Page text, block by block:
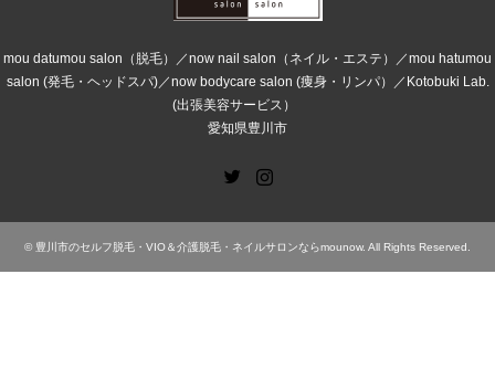
mou datumou salon（脱毛）／now nail salon（ネイル・エステ）／mou hatumou
salon (発毛・ヘッドスパ)／now bodycare salon (痩身・リンパ）／Kotobuki Lab.
(出張美容サービス）
愛知県豊川市
© 豊川市のセルフ脱毛・VIO＆介護脱毛・ネイルサロンならmounow. All Rights Reserved.